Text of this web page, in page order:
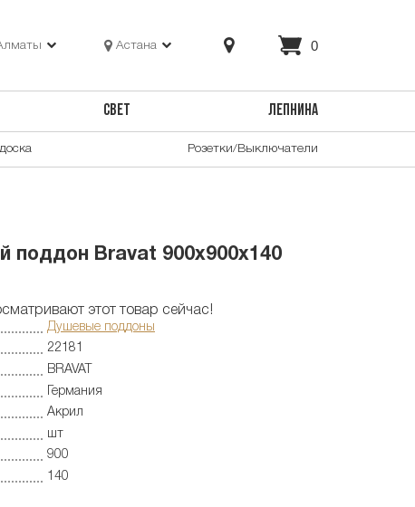
Астана 0
СВЕТ ЛЕПНИНА
Розетки/Выключатели
поддон Bravat 900х900х140
этот товар сейчас!
Душевые поддоны
22181
BRAVAT
Германия
Акрил
шт
900
140